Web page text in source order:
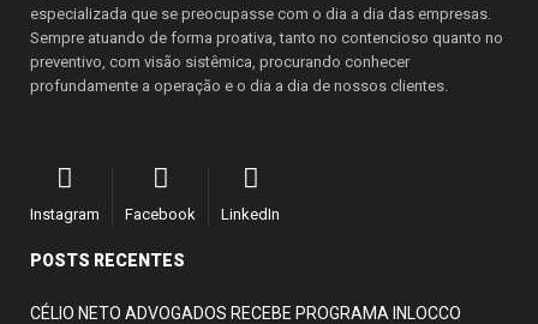
especializada que se preocupasse com o dia a dia das empresas.
Sempre atuando de forma proativa, tanto no contencioso quanto no
preventivo, com visão sistêmica, procurando conhecer
profundamente a operação e o dia a dia de nossos clientes.
Instagram Facebook LinkedIn
POSTS RECENTES
CÉLIO NETO ADVOGADOS RECEBE PROGRAMA INLOCCO